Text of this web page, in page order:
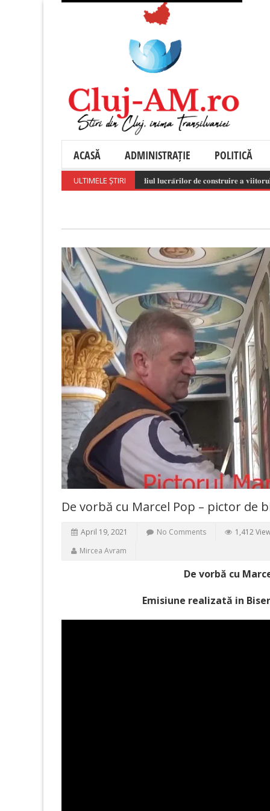
ACASĂ ADMINISTRAȚIE POLITICĂ
ULTIMELE ȘTIRI𝐒𝐭𝐚𝐝𝐢𝐮𝐥 𝐥𝐮𝐜𝐫𝐚̆𝐫𝐢𝐥𝐨𝐫 𝐝𝐞 𝐜𝐨𝐧𝐬𝐭𝐫𝐮𝐢𝐫𝐞 𝐚 𝐯𝐢𝐢𝐭𝐨𝐫𝐮𝐥𝐮𝐢
De vorbă cu Marcel Pop – pictor de
April 19, 2021 No Comments 1,412
Mircea Avram
De vorbă cu
Emisiune realizată in